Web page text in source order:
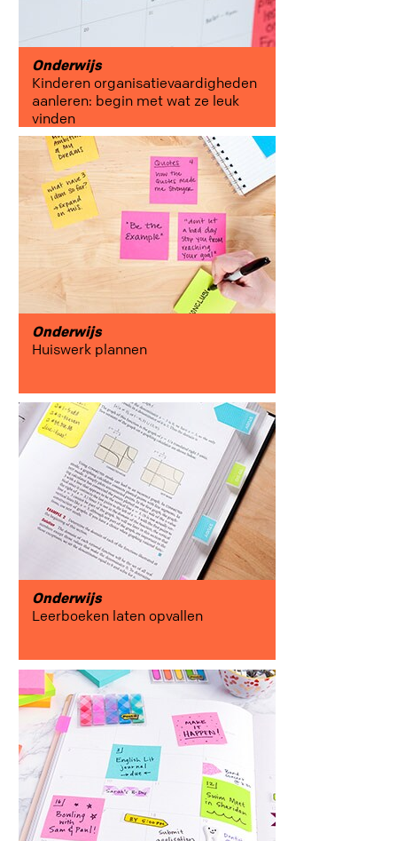
Onderwijs
Kinderen organisatievaardigheden
aanleren: begin met wat ze leuk
vinden
Onderwijs
Huiswerk plannen
Onderwijs
Leerboeken laten opvallen